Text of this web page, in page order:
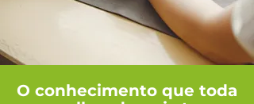
O conhecimento que toda